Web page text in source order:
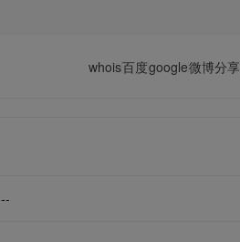
whois百度google微博分享
--